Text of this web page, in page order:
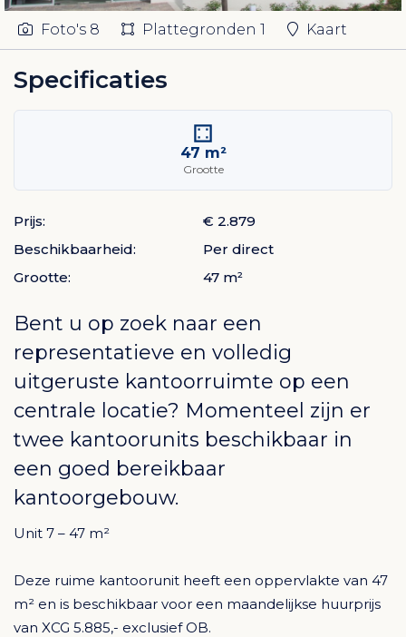
Foto's 8 Plattegronden 1 Kaart
Specificaties
47 m²
Grootte
Prijs:
€ 2.879
Beschikbaarheid:
Per direct
Grootte:
47 m²
Bent u op zoek naar een
representatieve en volledig
uitgeruste kantoorruimte op een
centrale locatie? Momenteel zijn er
twee kantoorunits beschikbaar in
een goed bereikbaar
kantoorgebouw.
Unit 7 – 47 m²
Deze ruime kantoorunit heeft een oppervlakte van 47
m² en is beschikbaar voor een maandelijkse huurprijs
van XCG 5.885,- exclusief OB.